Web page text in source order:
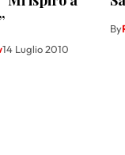
14 Luglio 2010
By